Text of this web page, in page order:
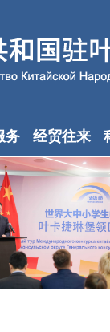
务 经贸往来